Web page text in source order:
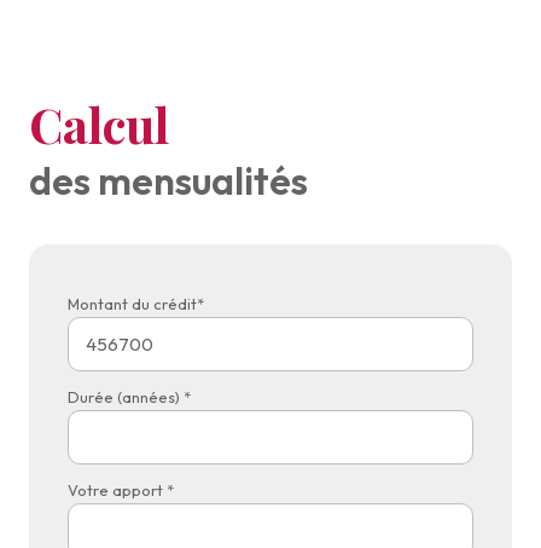
Calcul
des mensualités
Montant du crédit*
Durée (années) *
Votre apport *